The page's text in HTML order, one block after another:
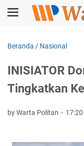
Beranda / Nasional
INISIATOR
Tingkatkan
by Warta Politan 17:20